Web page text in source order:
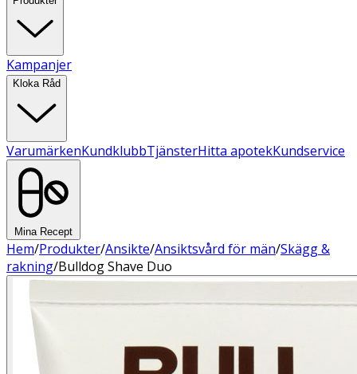
Kampanjer
Kloka Råd
VarumärkenKundklubbTjänsterHitta apotekKundservice
Mina Recept
Hem/Produkter/Ansikte/Ansiktsvård för män/Skägg &
rakning/Bulldog Shave Duo